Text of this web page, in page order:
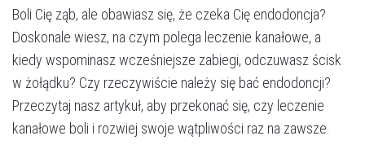
Boli Cię ząb, ale obawiasz się, że czeka Cię endodoncja?
Doskonale wiesz, na czym polega leczenie kanałowe, a
kiedy wspominasz wcześniejsze zabiegi, odczuwasz ścisk
w żołądku? Czy rzeczywiście należy się bać endodoncji?
Przeczytaj nasz artykuł, aby przekonać się, czy leczenie
kanałowe boli i rozwiej swoje wątpliwości raz na zawsze.